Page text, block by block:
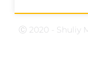
Ⓒ 2020 - Shuliy